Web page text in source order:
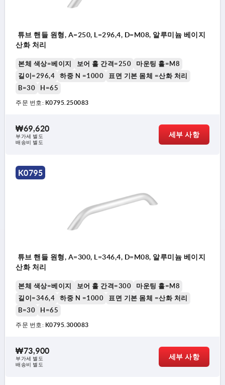
튜브 핸들 원형, A=250, L=296,4, D=M08, 알루미늄 베이지
산화 처리
본체 색상=베이지 보어 홀 간격=250
마운팅 홀=M8
길이=296,4
하중 N =1000
표면 기본 몸체 =산화 처리
B=30
H=65
주문 번호: K0795.250083
₩69,620
부가세 별도
배송비 별도
세부 사항
K0795
튜브 핸들 원형, A=300, L=346,4, D=M08, 알루미늄 베이지
산화 처리
본체 색상=베이지 보어 홀 간격=300
마운팅 홀=M8
길이=346,4
하중 N =1000
표면 기본 몸체 =산화 처리
B=30
H=65
주문 번호: K0795.300083
₩73,900
부가세 별도
배송비 별도
세부 사항